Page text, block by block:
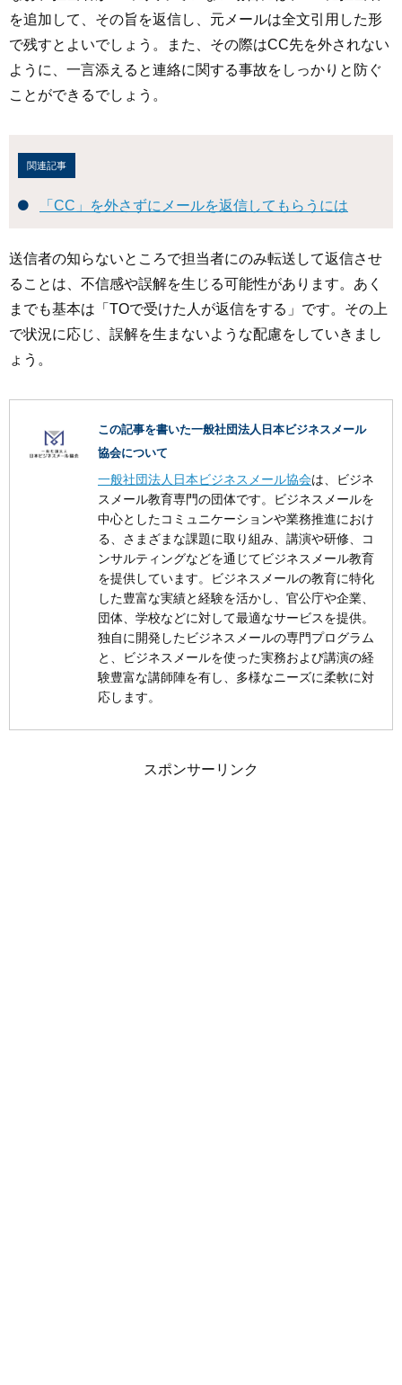
を追加して、その旨を返信し、元メールは全文引用した形
で残すとよいでしょう。また、その際はCC先を外されない
ように、一言添えると連絡に関する事故をしっかりと防ぐ
ことができるでしょう。
関連記事
「CC」を外さずにメールを返信してもらうには
送信者の知らないところで担当者にのみ転送して返信させ
ることは、不信感や誤解を生じる可能性があります。あく
までも基本は「TOで受けた人が返信をする」 です。その上
で状況に応じ、誤解を生まないような配慮をしていきまし
ょう。
この記事を書いた一般社団法人日本ビジネスメール
協会について
一般社団法人日本ビジネスメール協会は、ビジネ
スメール教育専門の団体です。ビジネスメールを
中心としたコミュニケーションや業務推進におけ
る、さまざまな課題に取り組み、講演や研修、コ
ンサルティングなどを通じてビジネスメール教育
を提供しています。ビジネスメールの教育に特化
した豊富な実績と経験を活かし、官公庁や企業、
団体、学校などに対して最適なサービスを提供。
独自に開発したビジネスメールの専門プログラム
と、ビジネスメールを使った実務および講演の経
験豊富な講師陣を有し、多様なニーズに柔軟に対
応します。
スポンサーリンク